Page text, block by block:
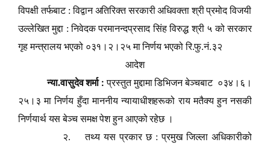
विपक्षी तर्फबाट : विद्वान अतिरिक्त सरकारी अधिवक्ता श्री प्रमोद विजयी
उल्लेखित मुद्दा : निवेदक परमानन्दप्रसाद सिंह विरुद्ध श्री ५ को सरकार
गृह मन्त्रालय भएको ०३१।२।२५ मा निर्णय भएको रि.फु.नं.३२
आदेश
न्या.वासुदेव शर्मा :प्रस्तुत मुद्दामा डिभिजन बेञ्चबाट ०३४।६।
२५।३ मा निर्णय हुँदा माननीय न्यायाधीशहरूको राय मतैक्य हुन नसकी
निर्णयार्थ यस बेञ्च समक्ष पेश हुन आएको रहेछ ।
२. तथ्य यस प्रकार छ : प्रमुख जिल्ला अधिकारीको